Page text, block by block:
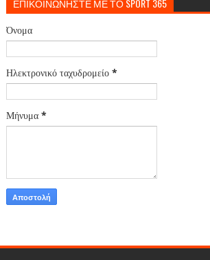
ΕΠΙΚΟΙΝΩΝΗΣΤΕ ΜΕ ΤΟ SPORT 365
Όνομα
Ηλεκτρονικό ταχυδρομείο *
Μήνυμα *